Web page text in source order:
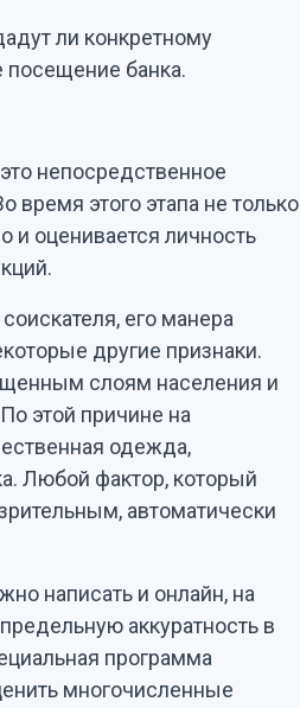
ли конкретному
посещение банка.
непосредственное
этого этапа не только
и оценивается личность
его манера
другие признаки.
слоям населения и
этой причине на
одежда,
Любой фактор, который
автоматически
написать и онлайн, на
аккуратность в
программа
многочисленные